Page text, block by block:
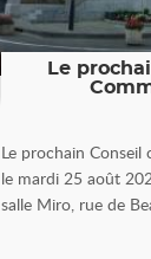
Le
Le prochain Conseil
le mardi 25 août
salle Miro, rue de